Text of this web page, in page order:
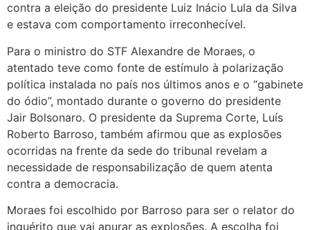
contra a eleição do presidente Luiz Inácio Lula da Silva
e estava com comportamento irreconhecível.
Para o ministro do STF Alexandre de Moraes, o
atentado teve como fonte de estímulo à polarização
política instalada no país nos últimos anos e o “gabinete
do ódio”, montado durante o governo do presidente
Jair Bolsonaro. O presidente da Suprema Corte, Luís
Roberto Barroso, também afirmou que as explosões
ocorridas na frente da sede do tribunal revelam a
necessidade de responsabilização de quem atenta
contra a democracia.
Moraes foi escolhido por Barroso para ser o relator do
inquérito que vai apurar as explosões. A escolha foi